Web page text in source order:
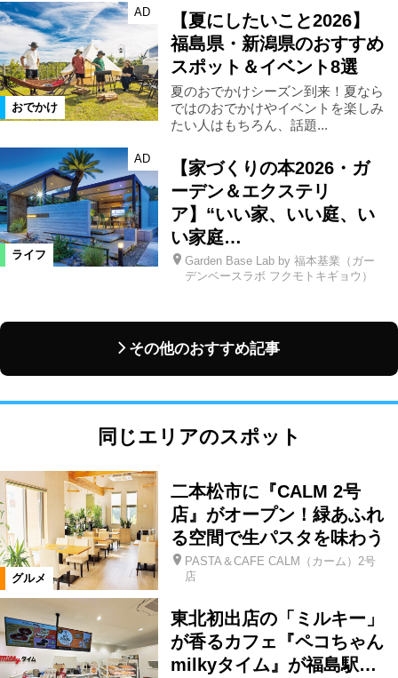
おでかけ
AD
【夏にしたいこと2026】
福島県・新潟県のおすすめ
スポット＆イベント8選
夏のおでかけシーズン到来！夏なら
ではのおでかけやイベントを楽しみ
たい人はもちろん、話題...
ライフ
AD
【家づくりの本2026・ガ
ーデン＆エクステリ
ア】“いい家、いい庭、い
い家庭…
Garden Base Lab by 福本基業（ガー
デンベースラボ フクモトキギョウ）
その他のおすすめ記事
同じエリアのスポット
グルメ
二本松市に『CALM 2号
店』がオープン！緑あふれ
る空間で生パスタを味わう
PASTA＆CAFE CALM（カーム）2号
店
東北初出店の「ミルキー」
が香るカフェ『ペコちゃん
milkyタイム』が福島駅…